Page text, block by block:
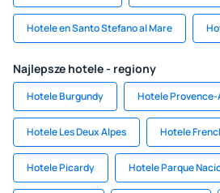
Hotele en Santo Stefano al Mare
Najlepsze hotele - regiony
Hotele Burgundy Hotele
Hotele Les Deux Alpes Hotele
Hotele Picardy Hotele Parque